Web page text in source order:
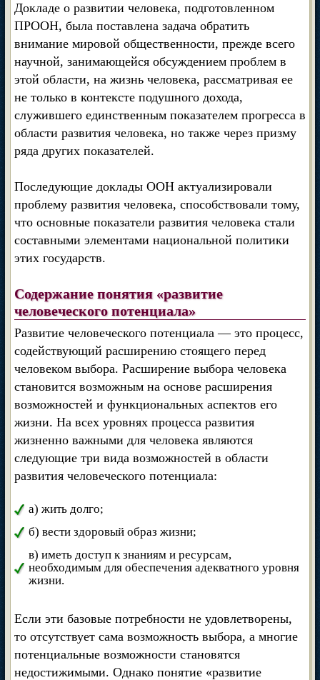
Докладе о развитии человека, подготовленном
ПРООН, была поставлена задача обратить
внимание мировой общественности, прежде всего
научной, занимающейся обсуждением проблем в
этой области, на жизнь человека, рассматривая ее
не только в контексте подушного дохода,
служившего единственным показателем прогресса в
области развития человека, но также через призму
ряда других показателей.
Последующие доклады ООН актуализировали
проблему развития человека, способствовали тому,
что основные показатели развития человека стали
составными элементами национальной политики
этих государств.
Содержание понятия «развитие
человеческого потенциала»
Развитие человеческого потенциала — это процесс,
содействующий расширению стоящего перед
человеком выбора. Расширение выбора человека
становится возможным на основе расширения
возможностей и функциональных аспектов его
жизни. На всех уровнях процесса развития
жизненно важными для человека являются
следующие три вида возможностей в области
развития человеческого потенциала:
а) жить долго;
б) вести здоровый образ жизни;
в) иметь доступ к знаниям и ресурсам,
необходимым для обеспечения адекватного уровня
жизни.
Если эти базовые потребности не удовлетворены,
то отсутствует сама возможность выбора, а многие
потенциальные возможности становятся
недостижимыми. Однако понятие «развитие